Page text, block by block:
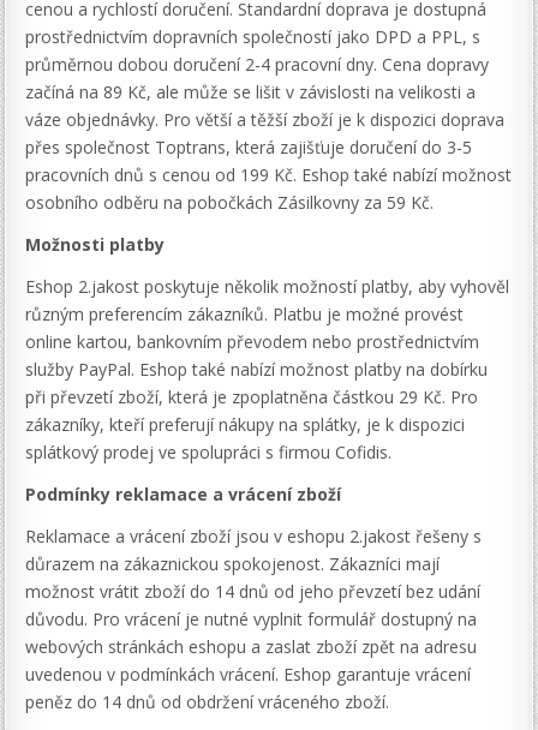
cenou a rychlostí doručení. Standardní doprava je dostupná
prostřednictvím dopravních společností jako DPD a PPL, s
průměrnou dobou doručení 2-4 pracovní dny. Cena dopravy
začíná na 89 Kč, ale může se lišit v závislosti na velikosti a
váze objednávky. Pro větší a těžší zboží je k dispozici doprava
přes společnost Toptrans, která zajišťuje doručení do 3-5
pracovních dnů s cenou od 199 Kč. Eshop také nabízí možnost
osobního odběru na pobočkách Zásilkovny za 59 Kč.
Možnosti platby
Eshop 2.jakost poskytuje několik možností platby, aby vyhověl
různým preferencím zákazníků. Platbu je možné provést
online kartou, bankovním převodem nebo prostřednictvím
služby PayPal. Eshop také nabízí možnost platby na dobírku
při převzetí zboží, která je zpoplatněna částkou 29 Kč. Pro
zákazníky, kteří preferují nákupy na splátky, je k dispozici
splátkový prodej ve spolupráci s firmou Cofidis.
Podmínky reklamace a vrácení zboží
Reklamace a vrácení zboží jsou v eshopu 2.jakost řešeny s
důrazem na zákaznickou spokojenost. Zákazníci mají
možnost vrátit zboží do 14 dnů od jeho převzetí bez udání
důvodu. Pro vrácení je nutné vyplnit formulář dostupný na
webových stránkách eshopu a zaslat zboží zpět na adresu
uvedenou v podmínkách vrácení. Eshop garantuje vrácení
peněz do 14 dnů od obdržení vráceného zboží.